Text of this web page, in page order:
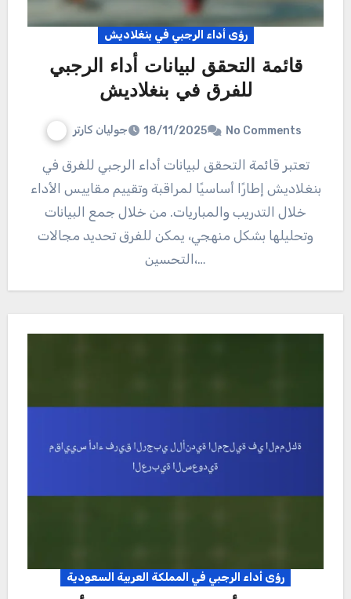
رؤى أداء الرجبي في بنغلاديش
قائمة التحقق لبيانات أداء الرجبي
للفرق في بنغلاديش
جوليان كارتر 18/11/2025 No Comments
تعتبر قائمة التحقق لبيانات أداء الرجبي للفرق في
بنغلاديش إطارًا أساسيًا لمراقبة وتقييم مقاييس الأداء
خلال التدريب والمباريات. من خلال جمع البيانات
وتحليلها بشكل منهجي، يمكن للفرق تحديد مجالات
التحسين،…
رؤى أداء الرجبي في المملكة العربية السعودية